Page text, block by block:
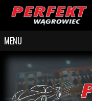
MENU